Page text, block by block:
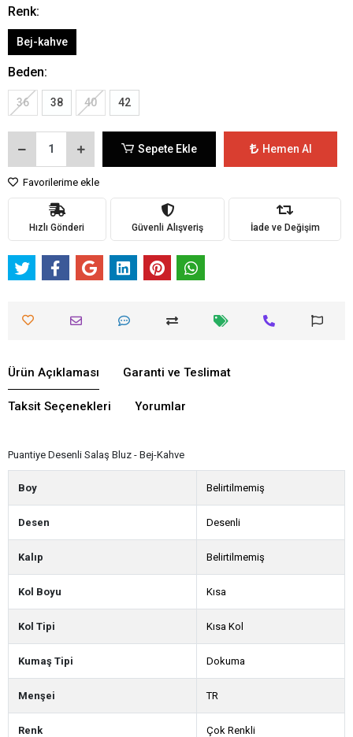
Renk:
Bej-kahve
Beden:
36 38 40 42
Sepete Ekle Hemen Al
Favorilerime ekle
Hızlı Gönderi Güvenli Alışveriş İade ve Değişim
Ürün Açıklaması Garanti ve Teslimat
Taksit Seçenekleri Yorumlar
Puantiye Desenli Salaş Bluz - Bej-Kahve
Boy Belirtilmemiş
Desen Desenli
Kalıp Belirtilmemiş
Kol Boyu Kısa
Kol Tipi Kısa Kol
Kumaş Tipi Dokuma
Menşei TR
Renk Çok Renkli